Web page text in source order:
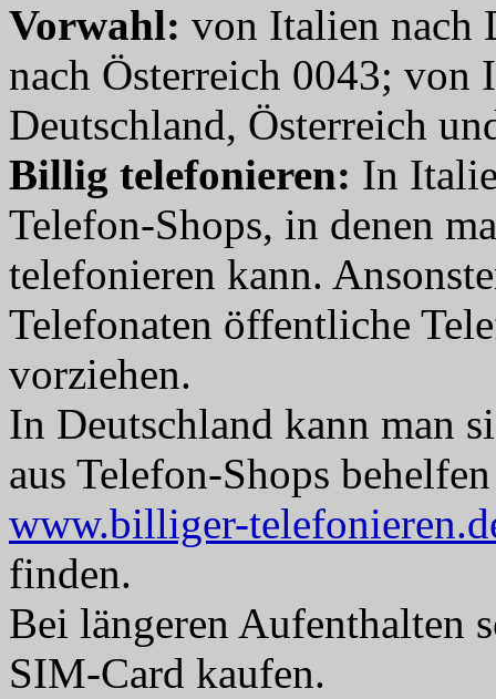
Vorwahl: von Italien nach
nach Österreich 0043;
Deutschland, Österreich
Billig telefonieren: In
Telefon-Shops, in denen
telefonieren kann.
Telefonaten öffentliche
vorziehen.
In Deutschland kann man
aus Telefon-Shops
www.billiger-
finden.
Bei längeren Aufenthalten
SIM-Card kaufen.